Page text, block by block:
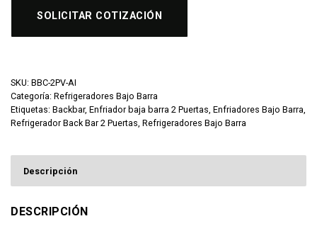
SOLICITAR COTIZACIÓN
SKU: BBC-2PV-AI
Categoría: Refrigeradores Bajo Barra
Etiquetas: Backbar, Enfriador baja barra 2 Puertas, Enfriadores Bajo Barra,
Refrigerador Back Bar 2 Puertas, Refrigeradores Bajo Barra
Descripción
DESCRIPCIÓN